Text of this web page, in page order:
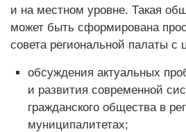
и на местном уровне. Такая
может быть сформирована
совета региональной палаты с
обсуждения актуальных
и развития современной
гражданского общества в
муниципалитетах;